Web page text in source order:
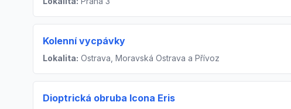
Kolenní vycpávky
Lokalita: Ostrava, Moravská Ostrava a Přívoz
Dioptrická obruba Icona Eris